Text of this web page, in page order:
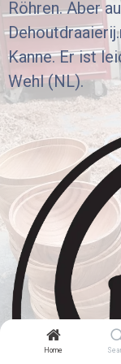
Home
Röhren. Aber
Kanne. Er ist
Wehl (NL).